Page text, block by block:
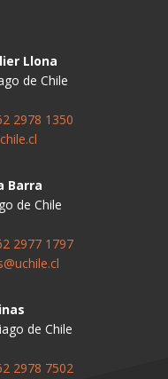
Llona
de Chile
2978 1350
Barra
de Chile
2977 1797
de Chile
2978 7502